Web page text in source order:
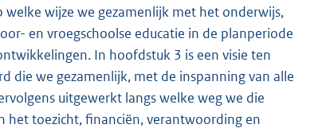
wijze we gezamenlijk met het onderwijs,
en vroegschoolse educatie in de planperiode
In hoofdstuk 3 is een visie ten
die we gezamenlijk, met de inspanning van alle
uitgewerkt langs welke weg we die
het toezicht, financiën, verantwoording en